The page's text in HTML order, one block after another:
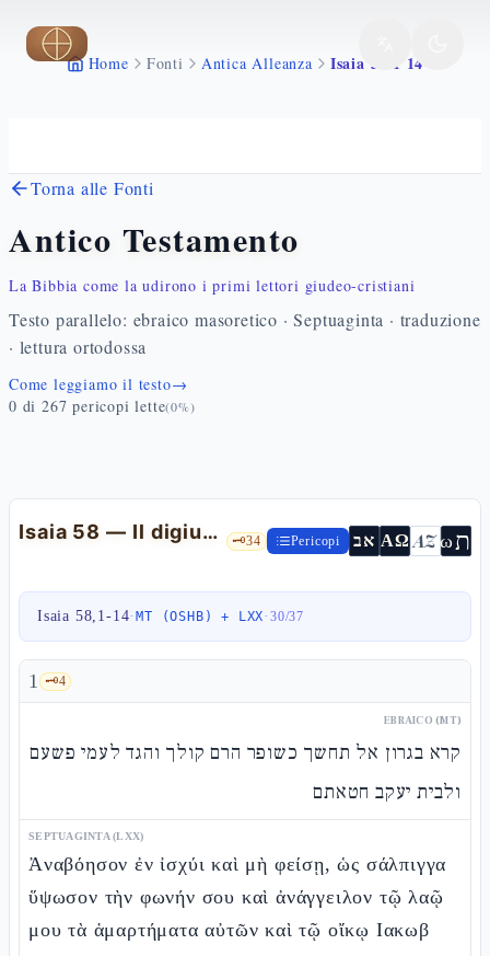
Vai al contenuto principale
Home Fonti Antica Alleanza Isaia 58 1 14
Torna alle Fonti
Antico Testamento
La Bibbia come la udirono i primi lettori giudeo-cristiani
Testo parallelo: ebraico masoretico · Septuaginta · traduzione
· lettura ortodossa
Come leggiamo il testo→
0 di 267 pericopi lette(0%)
Isaia 58 — Il digiuno vero e lo Shabbat «delizia» 🗝️34 Pericopi אב ΑΩ AZωת
Isaia 58,1-14·MT (OSHB) + LXX·30/37
1 🗝️4
EBRAICO (MT)
קרא בגרון אל תחשך כשופר הרם קולך והגד לעמי פשעם
ולבית יעקב חטאתם
SEPTUAGINTA (LXX)
Ἀναβόησον ἐν ἰσχύι καὶ μὴ φείσῃ, ὡς σάλπιγγα
ὕψωσον τὴν φωνήν σου καὶ ἀνάγγειλον τῷ λαῷ
μου τὰ ἁμαρτήματα αὐτῶν καὶ τῷ οἴκῳ Ιακωβ